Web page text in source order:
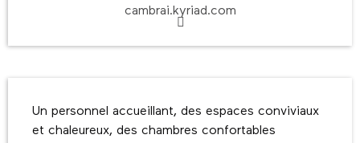
cambrai.kyriad.com
Un personnel accueillant, des espaces conviviaux
et chaleureux, des chambres confortables